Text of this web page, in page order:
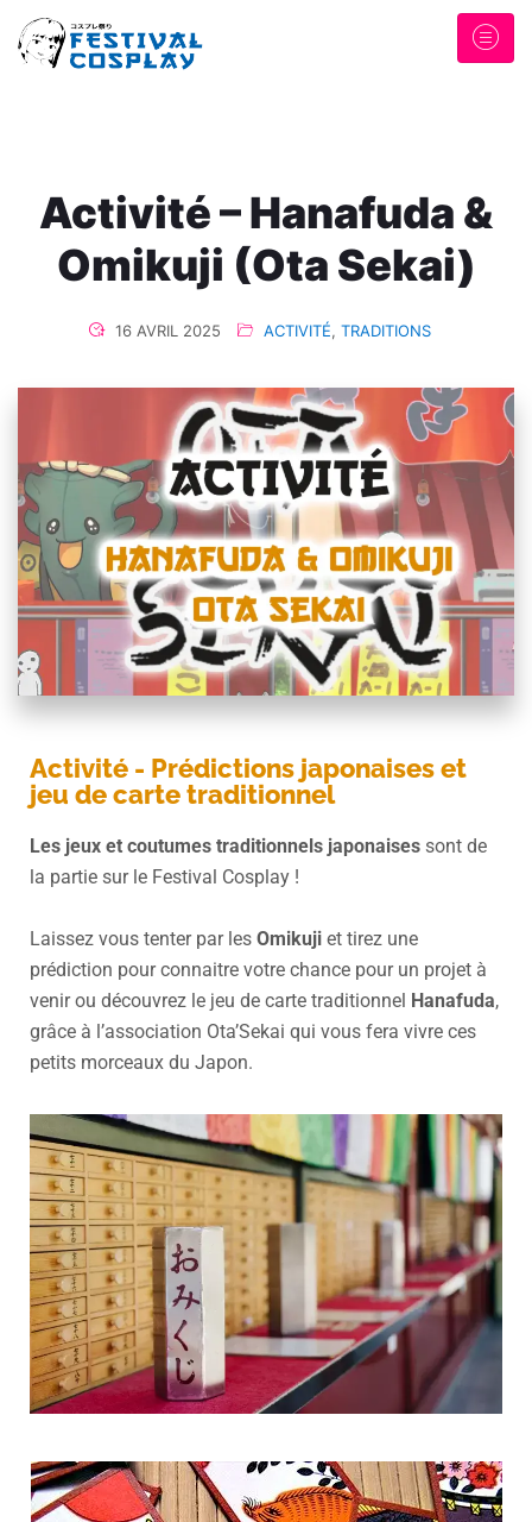
Activité – Hanafuda &
Omikuji (Ota Sekai)
16 AVRIL 2025 ACTIVITÉ, TRADITIONS
Activité - Prédictions japonaises et
jeu de carte traditionnel
Les jeux et coutumes traditionnels japonaises sont de
la partie sur le Festival Cosplay !
Laissez vous tenter par les Omikuji et tirez une
prédiction pour connaitre votre chance pour un projet à
venir ou découvrez le jeu de carte traditionnel Hanafuda,
grâce à l’association Ota’Sekai qui vous fera vivre ces
petits morceaux du Japon.